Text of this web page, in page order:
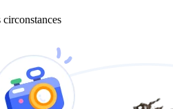
circonstances